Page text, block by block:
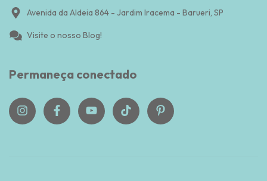
Avenida da Aldeia 864 - Jardim Iracema - Barueri, SP
Visite o nosso Blog!
Permaneça conectado